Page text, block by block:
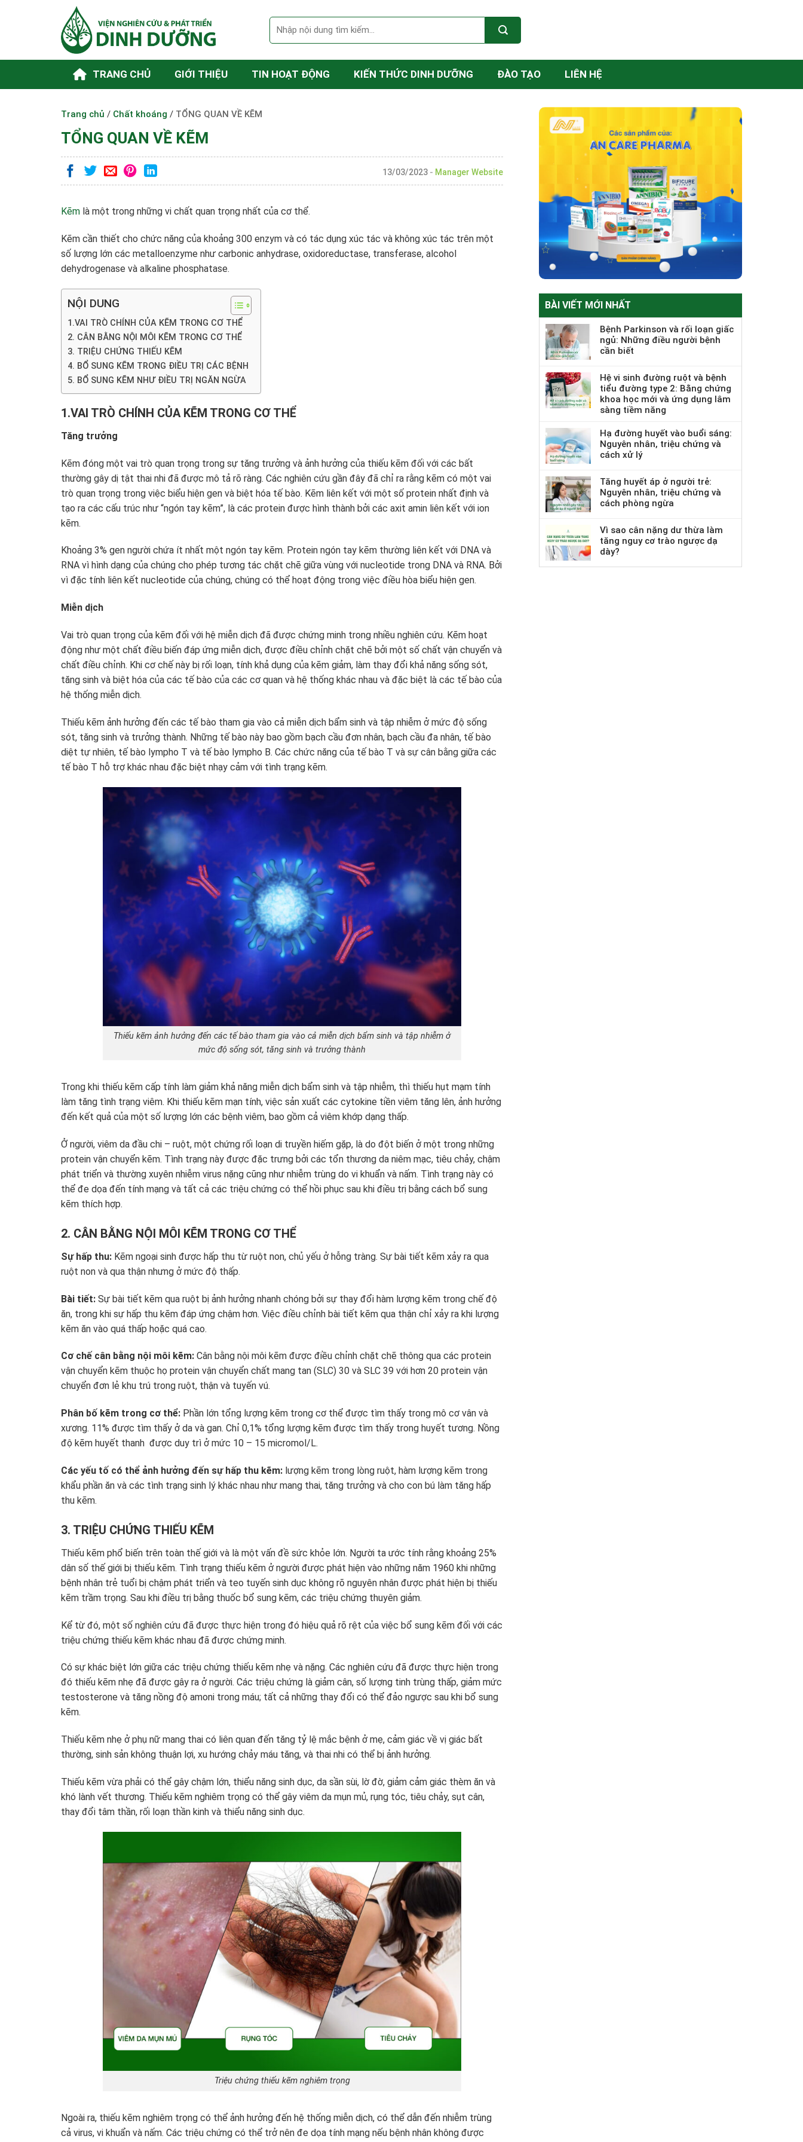
TRANG CHỦ GIỚI THIỆU TIN HOẠT ĐỘNG KIẾN THỨC DINH DƯỠNG ĐÀO TẠO LIÊN HỆ
Trang chủ / Chất khoáng / TỔNG QUAN VỀ KẼM
TỔNG QUAN VỀ KẼM
13/03/2023 - Manager Website
Kẽm là một trong những vi chất quan trọng nhất của cơ thể.
Kẽm cần thiết cho chức năng của khoảng 300 enzym và có tác dụng xúc tác và không xúc tác trên một
số lượng lớn các metalloenzyme như carbonic anhydrase, oxidoreductase, transferase, alcohol
dehydrogenase và alkaline phosphatase.
NỘI DUNG
1.VAI TRÒ CHÍNH CỦA KẼM TRONG CƠ THỂ
2. CÂN BẰNG NỘI MÔI KẼM TRONG CƠ THỂ
3. TRIỆU CHỨNG THIẾU KẼM
4. BỔ SUNG KẼM TRONG ĐIỀU TRỊ CÁC BỆNH
5. BỔ SUNG KẼM NHƯ ĐIỀU TRỊ NGĂN NGỪA
1.VAI TRÒ CHÍNH CỦA KẼM TRONG CƠ THỂ
Tăng trưởng
Kẽm đóng một vai trò quan trọng trong sự tăng trưởng và ảnh hưởng của thiếu kẽm đối với các bất
thường gây dị tật thai nhi đã được mô tả rõ ràng. Các nghiên cứu gần đây đã chỉ ra rằng kẽm có một vai
trò quan trọng trong việc biểu hiện gen và biệt hóa tế bào. Kẽm liên kết với một số protein nhất định và
tạo ra các cấu trúc như “ngón tay kẽm”, là các protein được hình thành bởi các axit amin liên kết với ion
kẽm.
Khoảng 3% gen người chứa ít nhất một ngón tay kẽm. Protein ngón tay kẽm thường liên kết với DNA và
RNA vì hình dạng của chúng cho phép tương tác chặt chẽ giữa vùng với nucleotide trong DNA và RNA. Bởi
vì đặc tính liên kết nucleotide của chúng, chúng có thể hoạt động trong việc điều hòa biểu hiện gen.
Miễn dịch
Vai trò quan trọng của kẽm đối với hệ miễn dịch đã được chứng minh trong nhiều nghiên cứu. Kẽm hoạt
động như một chất điều biến đáp ứng miễn dịch, được điều chỉnh chặt chẽ bởi một số chất vận chuyển và
chất điều chỉnh. Khi cơ chế này bị rối loạn, tính khả dụng của kẽm giảm, làm thay đổi khả năng sống sót,
tăng sinh và biệt hóa của các tế bào của các cơ quan và hệ thống khác nhau và đặc biệt là các tế bào của
hệ thống miễn dịch.
Thiếu kẽm ảnh hưởng đến các tế bào tham gia vào cả miễn dịch bẩm sinh và tập nhiễm ở mức độ sống
sót, tăng sinh và trưởng thành. Những tế bào này bao gồm bạch cầu đơn nhân, bạch cầu đa nhân, tế bào
diệt tự nhiên, tế bào lympho T và tế bào lympho B. Các chức năng của tế bào T và sự cân bằng giữa các
tế bào T hỗ trợ khác nhau đặc biệt nhạy cảm với tình trạng kẽm.
Thiếu kẽm ảnh hưởng đến các tế bào tham gia vào cả miễn dịch bẩm sinh và tập nhiễm ở
mức độ sống sót, tăng sinh và trưởng thành
Trong khi thiếu kẽm cấp tính làm giảm khả năng miễn dịch bẩm sinh và tập nhiễm, thì thiếu hụt mạm tính
làm tăng tình trạng viêm. Khi thiếu kẽm mạn tính, việc sản xuất các cytokine tiền viêm tăng lên, ảnh hưởng
đến kết quả của một số lượng lớn các bệnh viêm, bao gồm cả viêm khớp dạng thấp.
Ở người, viêm da đầu chi – ruột, một chứng rối loạn di truyền hiếm gặp, là do đột biến ở một trong những
protein vận chuyển kẽm. Tình trạng này được đặc trưng bởi các tổn thương da niêm mạc, tiêu chảy, chậm
phát triển và thường xuyên nhiễm virus nặng cũng như nhiễm trùng do vi khuẩn và nấm. Tình trạng này có
thể đe dọa đến tính mạng và tất cả các triệu chứng có thể hồi phục sau khi điều trị bằng cách bổ sung
kẽm thích hợp.
2. CÂN BẰNG NỘI MÔI KẼM TRONG CƠ THỂ
Sự hấp thu: Kẽm ngoại sinh được hấp thu từ ruột non, chủ yếu ở hỗng tràng. Sự bài tiết kẽm xảy ra qua
ruột non và qua thận nhưng ở mức độ thấp.
Bài tiết: Sự bài tiết kẽm qua ruột bị ảnh hưởng nhanh chóng bởi sự thay đổi hàm lượng kẽm trong chế độ
ăn, trong khi sự hấp thu kẽm đáp ứng chậm hơn. Việc điều chỉnh bài tiết kẽm qua thận chỉ xảy ra khi lượng
kẽm ăn vào quá thấp hoặc quá cao.
Cơ chế cân bằng nội môi kẽm: Cân bằng nội môi kẽm được điều chỉnh chặt chẽ thông qua các protein
vận chuyển kẽm thuộc họ protein vận chuyển chất mang tan (SLC) 30 và SLC 39 với hơn 20 protein vận
chuyển đơn lẻ khu trú trong ruột, thận và tuyến vú.
Phân bố kẽm trong cơ thể: Phần lớn tổng lượng kẽm trong cơ thể được tìm thấy trong mô cơ vân và
xương. 11% được tìm thấy ở da và gan. Chỉ 0,1% tổng lượng kẽm được tìm thấy trong huyết tương. Nồng
độ kẽm huyết thanh được duy trì ở mức 10 – 15 micromol/L.
Các yếu tố có thể ảnh hưởng đến sự hấp thu kẽm: lượng kẽm trong lòng ruột, hàm lượng kẽm trong
khẩu phần ăn và các tình trạng sinh lý khác nhau như mang thai, tăng trưởng và cho con bú làm tăng hấp
thu kẽm.
3. TRIỆU CHỨNG THIẾU KẼM
Thiếu kẽm phổ biến trên toàn thế giới và là một vấn đề sức khỏe lớn. Người ta ước tính rằng khoảng 25%
dân số thế giới bị thiếu kẽm. Tình trạng thiếu kẽm ở người được phát hiện vào những năm 1960 khi những
bệnh nhân trẻ tuổi bị chậm phát triển và teo tuyến sinh dục không rõ nguyên nhân được phát hiện bị thiếu
kẽm trầm trọng. Sau khi điều trị bằng thuốc bổ sung kẽm, các triệu chứng thuyên giảm.
Kể từ đó, một số nghiên cứu đã được thực hiện trong đó hiệu quả rõ rệt của việc bổ sung kẽm đối với các
triệu chứng thiếu kẽm khác nhau đã được chứng minh.
Có sự khác biệt lớn giữa các triệu chứng thiếu kẽm nhẹ và nặng. Các nghiên cứu đã được thực hiện trong
đó thiếu kẽm nhẹ đã được gây ra ở người. Các triệu chứng là giảm cân, số lượng tinh trùng thấp, giảm mức
testosterone và tăng nồng độ amoni trong máu; tất cả những thay đổi có thể đảo ngược sau khi bổ sung
kẽm.
Thiếu kẽm nhẹ ở phụ nữ mang thai có liên quan đến tăng tỷ lệ mắc bệnh ở mẹ, cảm giác về vị giác bất
thường, sinh sản không thuận lợi, xu hướng chảy máu tăng, và thai nhi có thể bị ảnh hưởng.
Thiếu kẽm vừa phải có thể gây chậm lớn, thiểu năng sinh dục, da sần sùi, lờ đờ, giảm cảm giác thèm ăn và
khó lành vết thương. Thiếu kẽm nghiêm trọng có thể gây viêm da mụn mủ, rụng tóc, tiêu chảy, sụt cân,
thay đổi tâm thần, rối loạn thần kinh và thiểu năng sinh dục.
Triệu chứng thiếu kẽm nghiêm trọng
Ngoài ra, thiếu kẽm nghiêm trọng có thể ảnh hưởng đến hệ thống miễn dịch, có thể dẫn đến nhiễm trùng
cả virus, vi khuẩn và nấm. Các triệu chứng có thể trở nên đe dọa tính mạng nếu bệnh nhân không được
BÀI VIẾT MỚI NHẤT
Bệnh Parkinson và rối loạn giấc
ngủ: Những điều người bệnh
cần biết
Hệ vi sinh đường ruột và bệnh
tiểu đường type 2: Bằng chứng
khoa học mới và ứng dụng lâm
sàng tiềm năng
Hạ đường huyết vào buổi sáng:
Nguyên nhân, triệu chứng và
cách xử lý
Tăng huyết áp ở người trẻ:
Nguyên nhân, triệu chứng và
cách phòng ngừa
Vì sao cân nặng dư thừa làm
tăng nguy cơ trào ngược dạ
dày?